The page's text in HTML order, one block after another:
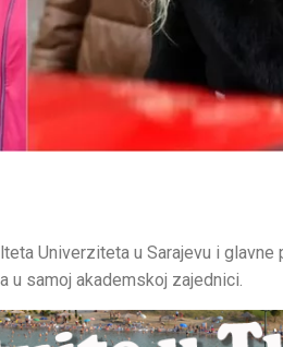
Univerziteta u Sarajevu i glavne
u samoj akademskoj zajednici.